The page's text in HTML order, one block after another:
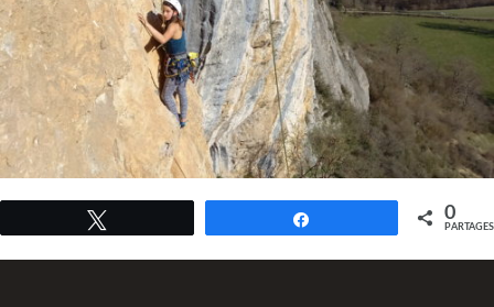
0
PARTAGES